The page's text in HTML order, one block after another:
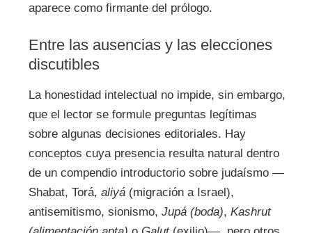
aparece como firmante del prólogo.
Entre las ausencias y las elecciones
discutibles
La honestidad intelectual no impide, sin embargo,
que el lector se formule preguntas legítimas
sobre algunas decisiones editoriales. Hay
conceptos cuya presencia resulta natural dentro
de un compendio introductorio sobre judaísmo —
Shabat, Torá, aliyá(migración a Israel),
antisemitismo, sionismo, Jupá (boda), Kashrut